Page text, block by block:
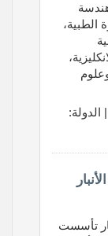
الطبية،
تأسست